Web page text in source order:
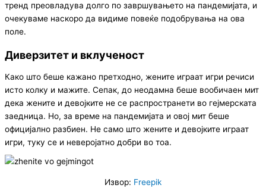
тренд преовладува долго по завршувањето на пандемијата, и
очекуваме наскоро да видиме повеќе подобрувања на ова
поле.
Диверзитет и вклученост
Како што беше кажано претходно, жените играат игри речиси
исто колку и мажите. Сепак, до неодамна беше вообичаен мит
дека жените и девојките не се распространети во гејмерската
заедница. Но, за време на пандемијата и овој мит беше
официјално разбиен. Не само што жените и девојките играат
игри, туку се и неверојатно добри во тоа.
Извор: Freepik